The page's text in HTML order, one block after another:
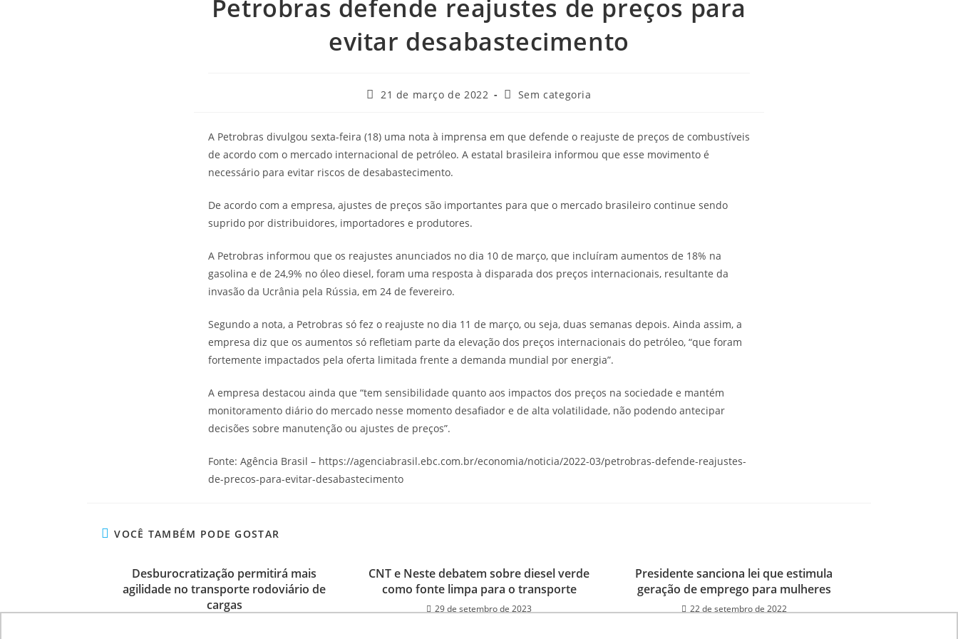
Petrobras defende reajustes de preços para
evitar desabastecimento
21 de março de 2022 Sem categoria
A Petrobras divulgou sexta-feira (18) uma nota à imprensa em que defende o reajuste de preços de combustíveis
de acordo com o mercado internacional de petróleo. A estatal brasileira informou que esse movimento é
necessário para evitar riscos de desabastecimento.
De acordo com a empresa, ajustes de preços são importantes para que o mercado brasileiro continue sendo
suprido por distribuidores, importadores e produtores.
A Petrobras informou que os reajustes anunciados no dia 10 de março, que incluíram aumentos de 18% na
gasolina e de 24,9% no óleo diesel, foram uma resposta à disparada dos preços internacionais, resultante da
invasão da Ucrânia pela Rússia, em 24 de fevereiro.
Segundo a nota, a Petrobras só fez o reajuste no dia 11 de março, ou seja, duas semanas depois. Ainda assim, a
empresa diz que os aumentos só refletiam parte da elevação dos preços internacionais do petróleo, “que foram
fortemente impactados pela oferta limitada frente a demanda mundial por energia”.
A empresa destacou ainda que “tem sensibilidade quanto aos impactos dos preços na sociedade e mantém
monitoramento diário do mercado nesse momento desafiador e de alta volatilidade, não podendo antecipar
decisões sobre manutenção ou ajustes de preços”.
Fonte: Agência Brasil – https://agenciabrasil.ebc.com.br/economia/noticia/2022-03/petrobras-defende-reajustes-
de-precos-para-evitar-desabastecimento
VOCÊ TAMBÉM PODE GOSTAR
Desburocratização permitirá mais
agilidade no transporte rodoviário de
cargas
CNT e Neste debatem sobre diesel verde
como fonte limpa para o transporte
29 de setembro de 2023
Presidente sanciona lei que estimula
geração de emprego para mulheres
22 de setembro de 2022